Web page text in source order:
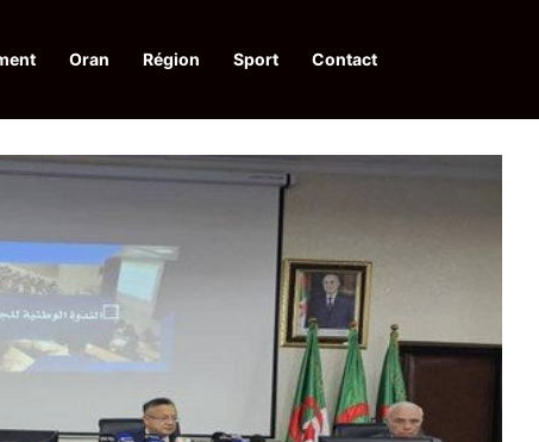
Oran Région Sport Contact
qualitatifs et historiques dans un climat de sécurité et de stabilité